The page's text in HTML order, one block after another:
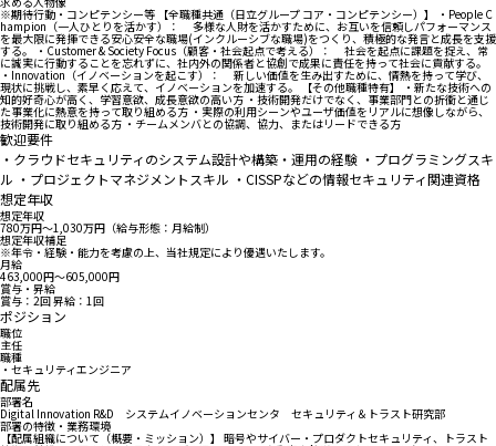
※期待行動・コンピテンシー等 【全職種共通（日立グループ コア・コンピテンシー）】 ・People C
hampion（一人ひとりを活かす）： 多様な人財を活かすために、お互いを信頼しパフォーマンス
を最大限に発揮できる安心安全な職場(インクルーシブな職場)をつくり、積極的な発言と成長を支援
する。 ・Customer & Society Focus（顧客・社会起点で考える）： 社会を起点に課題を捉え、常
に誠実に行動することを忘れずに、社内外の関係者と協創で成果に責任を持って社会に貢献する。
・Innovation（イノベーションを起こす）： 新しい価値を生み出すために、情熱を持って学び、
現状に挑戦し、素早く応えて、イノベーションを加速する。 【その他職種特有】 ・新たな技術への
知的好奇心が高く、学習意欲、成長意欲の高い方 ・技術開発だけでなく、事業部門との折衝と通じ
た事業化に熱意を持って取り組める方 ・実際の利用シーンやユーザ価値をリアルに想像しながら、
技術開発に取り組める方 ・チームメンバとの協調、協力、またはリードできる方
歓迎要件
・クラウドセキュリティのシステム設計や構築・運用の経験 ・プログラミングスキ
ル ・プロジェクトマネジメントスキル ・CISSPなどの情報セキュリティ関連資格
想定年収
想定年収
780万円〜1,030万円（給与形態：月給制）
想定年収補足
※年令・経験・能力を考慮の上、当社規定により優遇いたします。
月給
463,000円〜605,000円
賞与・昇給
賞与：2回 昇給：1回
ポジション
職位
主任
職種
・セキュリティエンジニア
配属先
部署名
Digital Innovation R&D システムイノベーションセンタ セキュリティ＆トラスト研究部
部署の特徴・業務環境
【配属組織について（概要・ミッション）】 暗号やサイバー・プロダクトセキュリティ、トラスト